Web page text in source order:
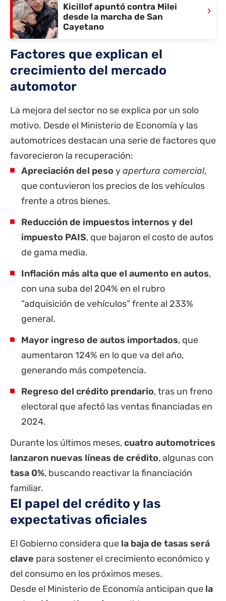
Kicillof apuntó contra Milei
desde la marcha de San
Cayetano
›
Factores que explican el
crecimiento del mercado
automotor
La mejora del sector no se explica por un solo
motivo. Desde el Ministerio de Economía y las
automotrices destacan una serie de factores que
favorecieron la recuperación:
Apreciación del peso yapertura comercial,
que contuvieron los precios de los vehículos
frente a otros bienes.
Reducción de impuestos internos y del
impuesto PAIS, que bajaron el costo de autos
de gama media.
Inflación más alta que el aumento en autos,
con una suba del 204% en el rubro
“adquisición de vehículos” frente al 233%
general.
Mayor ingreso de autos importados, que
aumentaron 124% en lo que va del año,
generando más competencia.
Regreso del crédito prendario, tras un freno
electoral que afectó las ventas financiadas en
2024.
Durante los últimos meses,cuatro automotrices
lanzaron nuevas líneas de crédito, algunas con
tasa 0%, buscando reactivar la financiación
familiar.
El papel del crédito y las
expectativas oficiales
El Gobierno considera que la baja de tasas será
clave para sostener el crecimiento económico y
del consumo en los próximos meses.
Desde el Ministerio de Economía anticipan que la